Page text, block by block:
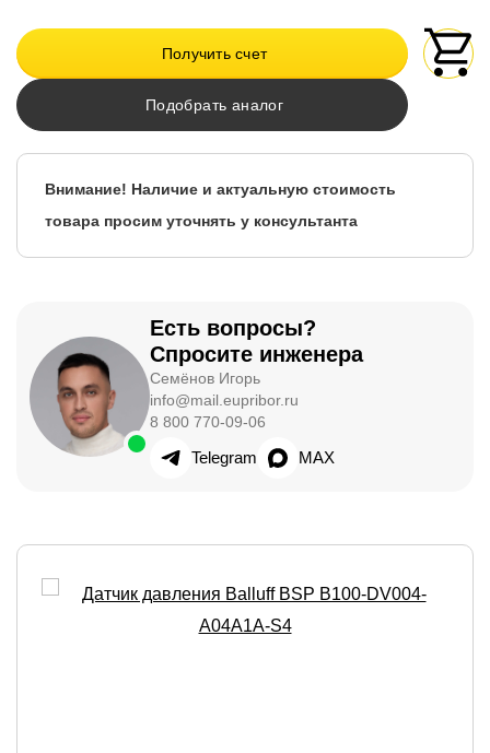
Получить счет
Подобрать аналог
Внимание! Наличие и актуальную стоимость
товара просим уточнять у консультанта
Есть вопросы?
Спросите инженера
Семёнов Игорь
info@mail.eupribor.ru
8 800 770-09-06
Telegram MAX